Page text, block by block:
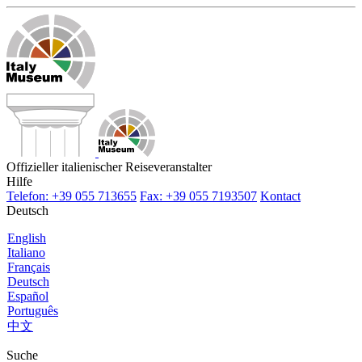
Offizieller italienischer Reiseveranstalter
Hilfe
Telefon: +39 055 713655 Fax: +39 055 7193507 Kontact
Deutsch
English
Italiano
Français
Deutsch
Español
Português
中文
Suche